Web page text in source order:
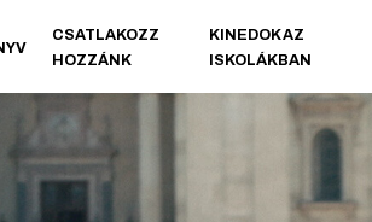
CSATLAKOZZ
HOZZÁNK
KINEDOK AZ
ISKOLÁKBAN